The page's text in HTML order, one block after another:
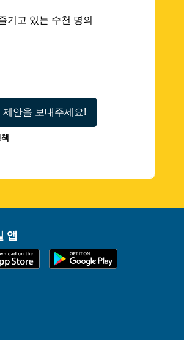
기고 있는 수천 명의
제안을 보내주세요!
앱